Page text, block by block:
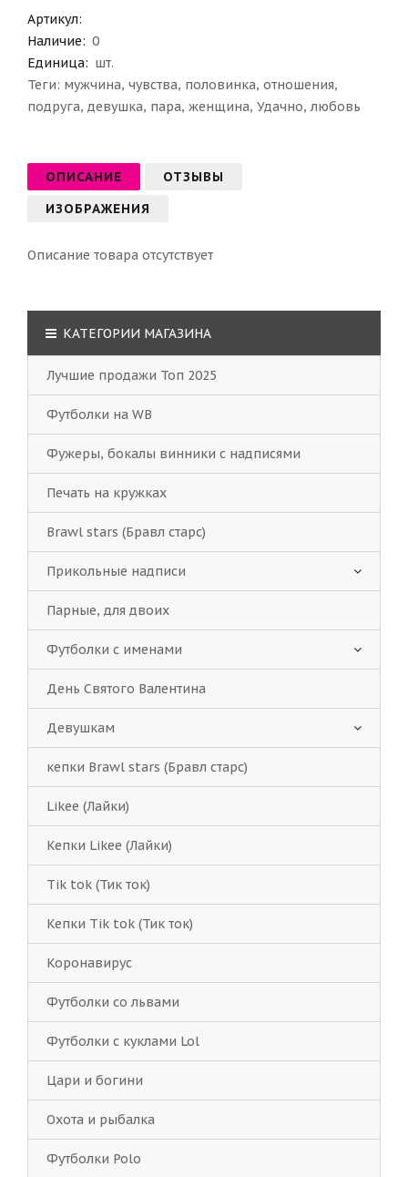
Артикул:
Наличие: 0
Единица: шт.
Теги: мужчина, чувства, половинка, отношения,
подруга, девушка, пара, женщина, Удачно,любовь
ОПИСАНИЕ
ОТЗЫВЫ
ИЗОБРАЖЕНИЯ
Описание товара отсутствует
КАТЕГОРИИ МАГАЗИНА
Лучшие продажи Топ 2025
Футболки на WB
Фужеры, бокалы винники с надписями
Печать на кружках
Brawl stars (Бравл старс)
Прикольные надписи
Парные, для двоих
Футболки с именами
День Святого Валентина
Девушкам
кепки Brawl stars (Бравл старс)
Likee (Лайки)
Кепки Likee (Лайки)
Tik tok (Тик ток)
Кепки Tik tok (Тик ток)
Коронавирус
Футболки со львами
Футболки с куклами Lol
Цари и богини
Охота и рыбалка
Футболки Polo